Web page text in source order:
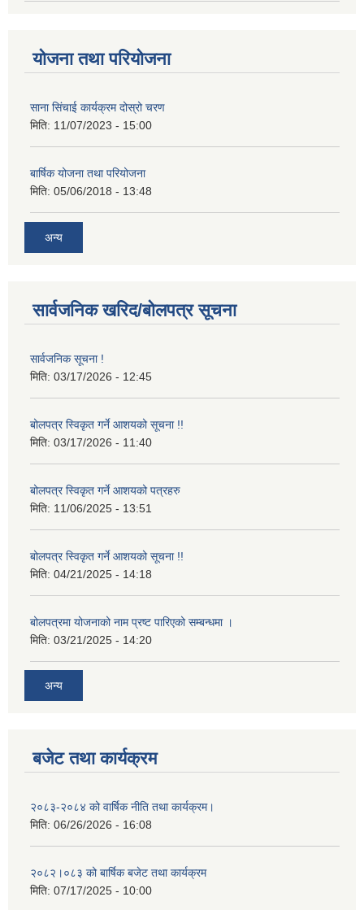
योजना तथा परियोजना
साना सिंचाई कार्यक्रम दोस्रो चरण
मिति: 11/07/2023 - 15:00
बार्षिक योजना तथा परियोजना
मिति: 05/06/2018 - 13:48
अन्य
सार्वजनिक खरिद/बोलपत्र सूचना
सार्वजनिक सूचना !
मिति: 03/17/2026 - 12:45
बोलपत्र स्विकृत गर्ने आशयको सूचना !!
मिति: 03/17/2026 - 11:40
बोलपत्र स्विकृत गर्ने आशयको पत्रहरु
मिति: 11/06/2025 - 13:51
बोलपत्र स्विकृत गर्ने आशयको सूचना !!
मिति: 04/21/2025 - 14:18
बोलपत्रमा योजनाको नाम प्रष्ट पारिएको सम्बन्धमा ।
मिति: 03/21/2025 - 14:20
अन्य
बजेट तथा कार्यक्रम
२०८३-२०८४ को वार्षिक नीति तथा कार्यक्रम।
मिति: 06/26/2026 - 16:08
२०८२।०८३ को बार्षिक बजेट तथा कार्यक्रम
मिति: 07/17/2025 - 10:00